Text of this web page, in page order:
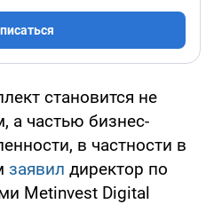
становится не
а частью бизнес-
в частности в
заявил директор по
Metinvest Digital